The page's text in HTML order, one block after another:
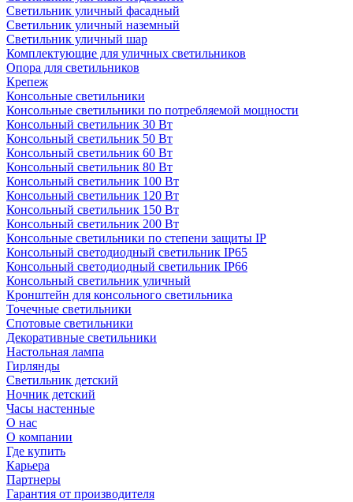
Светильник уличный фасадный
Светильник уличный наземный
Cветильник уличный шар
Комплектующие для уличных светильников
Опора для светильников
Крепеж
Консольные светильники
Консольные светильники по потребляемой мощности
Консольный светильник 30 Вт
Консольный светильник 50 Вт
Консольный светильник 60 Вт
Консольный светильник 80 Вт
Консольный светильник 100 Вт
Консольный светильник 120 Вт
Консольный светильник 150 Вт
Консольный светильник 200 Вт
Консольные светильники по степени защиты IP
Консольный светодиодный светильник IP65
Консольный светодиодный светильник IP66
Консольный светильник уличный
Кронштейн для консольного светильника
Точечные светильники
Спотовые светильники
Декоративные светильники
Настольная лампа
Гирлянды
Светильник детский
Ночник детский
Часы настенные
О нас
О компании
Где купить
Карьера
Партнеры
Гарантия от производителя